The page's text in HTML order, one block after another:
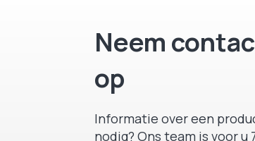
Neem
op
Informatie over een
nodig? Ons team is voor u